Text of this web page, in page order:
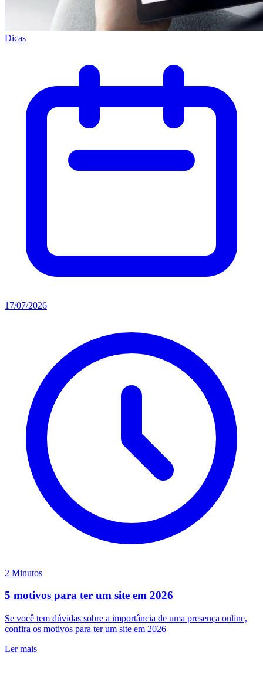
Dicas
17/07/2026
2 Minutos
5 motivos para ter um site em 2026
Se você tem dúvidas sobre a importância de uma presença online,
confira os motivos para ter um site em 2026
Ler mais